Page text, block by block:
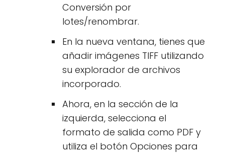
Conversión por
lotes/renombrar.
En la nueva ventana, tienes que
añadir imágenes TIFF utilizando
su explorador de archivos
incorporado.
Ahora, en la sección de la
izquierda, selecciona el
formato de salida como PDF y
utiliza el botón Opciones para